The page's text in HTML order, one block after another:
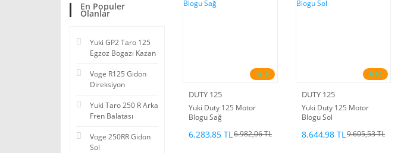
En Populer
Olanlar
Yuki GP2 Taro 125
Egzoz Bogazı Kazan
Voge R125 Gidon
Direksiyon
Yuki Taro 250 R Arka
Fren Balatası
Voge 250RR Gidon
Sol
%10
DUTY 125
Yuki Duty 125 Motor
Blogu Sağ
6.283,85 TL 6.982,06 TL
%10
DUTY 125
Yuki Duty 125 Motor
Blogu Sol
8.644,98 TL 9.605,53 TL